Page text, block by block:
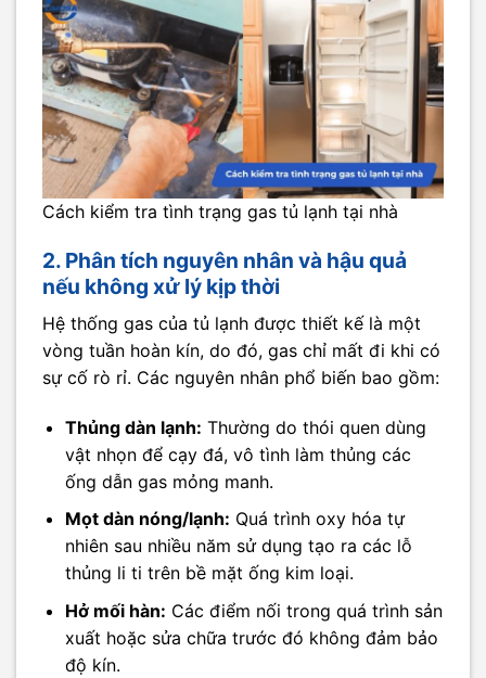
Cách kiểm tra tình trạng gas tủ lạnh tại nhà
2. Phân tích nguyên nhân và hậu quả
nếu không xử lý kịp thời
Hệ thống gas của tủ lạnh được thiết kế là một
vòng tuần hoàn kín, do đó, gas chỉ mất đi khi có
sự cố rò rỉ. Các nguyên nhân phổ biến bao gồm:
Thủng dàn lạnh: Thường do thói quen dùng
vật nhọn để cạy đá, vô tình làm thủng các
ống dẫn gas mỏng manh.
Mọt dàn nóng/lạnh: Quá trình oxy hóa tự
nhiên sau nhiều năm sử dụng tạo ra các lỗ
thủng li ti trên bề mặt ống kim loại.
Hở mối hàn: Các điểm nối trong quá trình sản
xuất hoặc sửa chữa trước đó không đảm bảo
độ kín.